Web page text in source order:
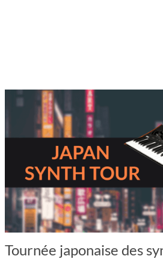
Tournée japonaise des